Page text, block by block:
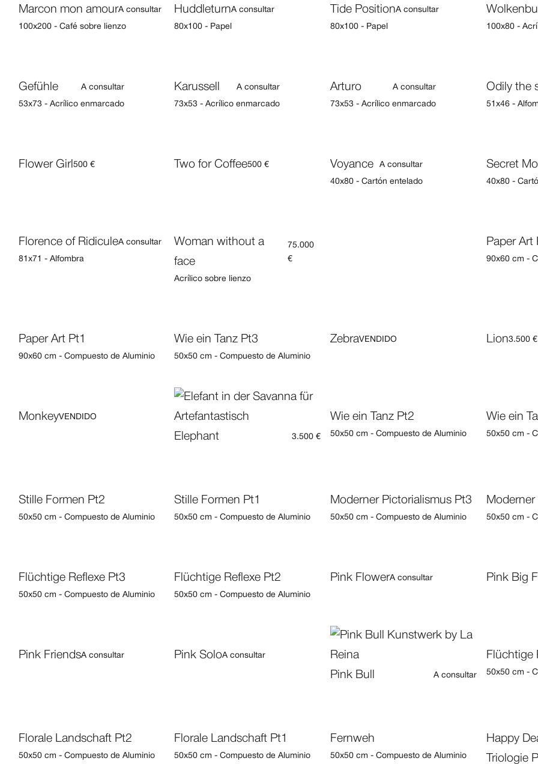
Marcon mon amourA consultar
100x200 - Café sobre lienzo
HuddleturnA consultar
80x100 - Papel
Tide PositionA consultar
80x100 - Papel 100x80 -
Gefühle A consultar
53x73 - Acrílico enmarcado
Karussell A consultar
73x53 - Acrílico enmarcado
Arturo A consultar
73x53 - Acrílico enmarcado
Odily the
51x46 -
Flower Girl 500 € Two for Coffee500 € Voyance A consultar
40x80 - Cartón entelado
Secret
40x80 -
Florence of RidiculeA consultar
81x71 - Alfombra
Woman without a
face
75.000
€
Acrílico sobre lienzo
Paper Art
90x60 cm -
Paper Art Pt1
90x60 cm - Compuesto de Aluminio
Wie ein Tanz Pt3
50x50 cm - Compuesto de Aluminio
ZebraVENDIDO Lion3.500 €
MonkeyVENDIDO
Elephant 3.500 €
Wie ein Tanz Pt2
50x50 cm - Compuesto de Aluminio
Wie ein
50x50 cm -
Stille Formen Pt2
50x50 cm - Compuesto de Aluminio
Stille Formen Pt1
50x50 cm - Compuesto de Aluminio
Moderner Pictorialismus Pt3
50x50 cm - Compuesto de Aluminio 50x50 cm -
Flüchtige Reflexe Pt3
50x50 cm - Compuesto de Aluminio
Flüchtige Reflexe Pt2
50x50 cm - Compuesto de Aluminio
Pink FlowerA consultar Pink Big
Pink FriendsA consultar Pink SoloA consultar
Pink Bull A consultar
Flüchtige
50x50 cm -
Florale Landschaft Pt2
50x50 cm - Compuesto de Aluminio
Florale Landschaft Pt1
50x50 cm - Compuesto de Aluminio
Fernweh
50x50 cm - Compuesto de Aluminio
Happy
Triologie